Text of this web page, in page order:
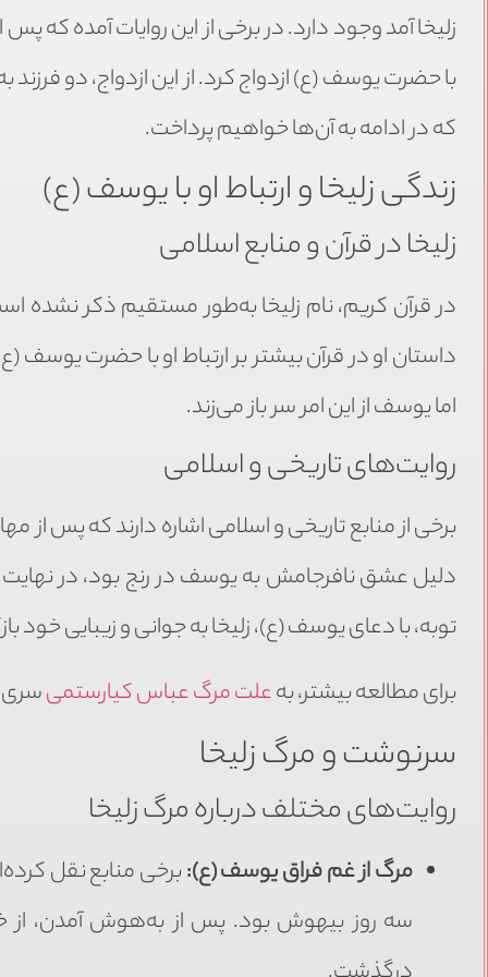
زلیخا آمد وجود دارد. در برخی از این روایات آمده که
با حضرت یوسف (ع) ازدواج کرد. از این ازدواج، دو
که در ادامه به آن‌ها خواهیم پرداخت.
زندگی زلیخا و ارتباط او با یوسف (ع)
زلیخا در قرآن و منابع اسلامی
در قرآن کریم، نام زلیخا به‌طور مستقیم ذکر نشده
داستان او در قرآن بیشتر بر ارتباط او با حضرت
اما یوسف از این امر سر باز می‌زند.
روایت‌های تاریخی و اسلامی
برخی از منابع تاریخی و اسلامی اشاره دارند که پس
دلیل عشق نافرجامش به یوسف در رنج بود، در
توبه، با دعای یوسف (ع)، زلیخا به جوانی و زیبایی خود
برای مطالعه بیشتر، بهعلت مرگ عباس کیارستمیسری
سرنوشت و مرگ زلیخا
روایت‌های مختلف درباره مرگ زلیخا
مرگ از غم فراق یوسف (ع):برخی منابع نقل
سه روز بیهوش بود. پس از به‌هوش آمدن، از